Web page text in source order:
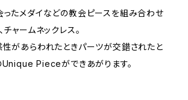
たメダイなどの教会ピースを組み合わせ
ャームネックレス。
があらわれたときパーツが交錯されたと
Pieceができあがります。